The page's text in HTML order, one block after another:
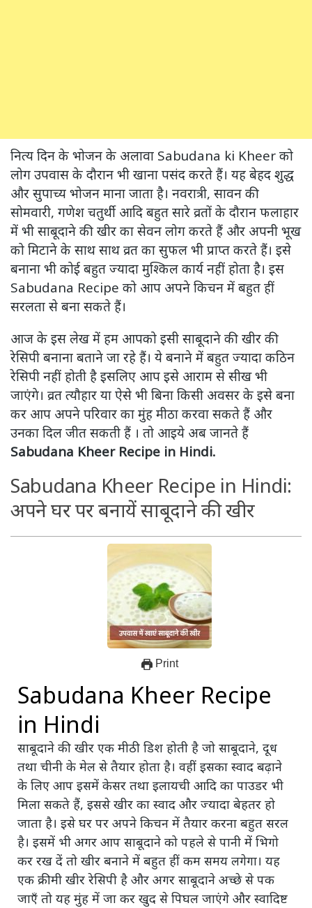
नित्य दिन के भोजन के अलावा Sabudana ki Kheer को
लोग उपवास के दौरान भी खाना पसंद करते हैं। यह बेहद शुद्ध
और सुपाच्य भोजन माना जाता है। नवरात्री, सावन की
सोमवारी, गणेश चतुर्थी आदि बहुत सारे व्रतों के दौरान फलाहार
में भी साबूदाने की खीर का सेवन लोग करते हैं और अपनी भूख
को मिटाने के साथ साथ व्रत का सुफल भी प्राप्त करते हैं। इसे
बनाना भी कोई बहुत ज्यादा मुश्किल कार्य नहीं होता है। इस
Sabudana Recipe को आप अपने किचन में बहुत हीं
सरलता से बना सकते हैं।
आज के इस लेख में हम आपको इसी साबूदाने की खीर की
रेसिपी बनाना बताने जा रहे हैं। ये बनाने में बहुत ज्यादा कठिन
रेसिपी नहीं होती है इसलिए आप इसे आराम से सीख भी
जाएंगे। व्रत त्यौहार या ऐसे भी बिना किसी अवसर के इसे बना
कर आप अपने परिवार का मुंह मीठा करवा सकते हैं और
उनका दिल जीत सकती हैं । तो आइये अब जानते हैं
Sabudana Kheer Recipe in Hindi.
Sabudana Kheer Recipe in Hindi:
अपने घर पर बनायें साबूदाने की खीर
Print
Sabudana Kheer Recipe
in Hindi
साबूदाने की खीर एक मीठी डिश होती है जो साबूदाने, दूध
तथा चीनी के मेल से तैयार होता है। वहीं इसका स्वाद बढ़ाने
के लिए आप इसमें केसर तथा इलायची आदि का पाउडर भी
मिला सकते हैं, इससे खीर का स्वाद और ज्यादा बेहतर हो
जाता है। इसे घर पर अपने किचन में तैयार करना बहुत सरल
है। इसमें भी अगर आप साबूदाने को पहले से पानी में भिगो
कर रख दें तो खीर बनाने में बहुत हीं कम समय लगेगा। यह
एक क्रीमी खीर रेसिपी है और अगर साबूदाने अच्छे से पक
जाएँ तो यह मुंह में जा कर खुद से पिघल जाएंगे और स्वादिष्ट